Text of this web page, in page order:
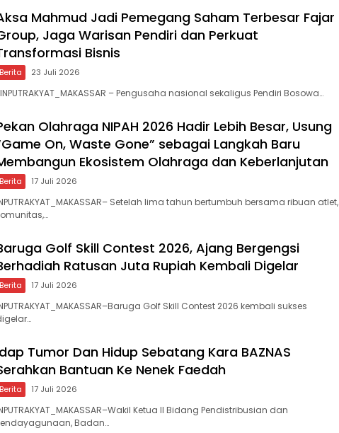
Mahmud Jadi Pemegang Saham Terbesar Fajar
Jaga Warisan Pendiri dan Perkuat
Bisnis
Berita 23 Juli 2026
INPUTRAKYAT_MAKASSAR – Pengusaha nasional sekaligus Pendiri Bosowa…
Olahraga NIPAH 2026 Hadir Lebih Besar, Usung
On, Waste Gone” sebagai Langkah Baru
Ekosistem Olahraga dan Keberlanjutan
Berita 17 Juli 2026
Setelah lima tahun bertumbuh bersama ribuan atlet,
Golf Skill Contest 2026, Ajang Bergengsi
Ratusan Juta Rupiah Kembali Digelar
Berita 17 Juli 2026
Golf Skill Contest 2026 kembali sukses
Tumor Dan Hidup Sebatang Kara BAZNAS
Bantuan Ke Nenek Faedah
Berita 17 Juli 2026
Ketua II Bidang Pendistribusian dan
Badan…